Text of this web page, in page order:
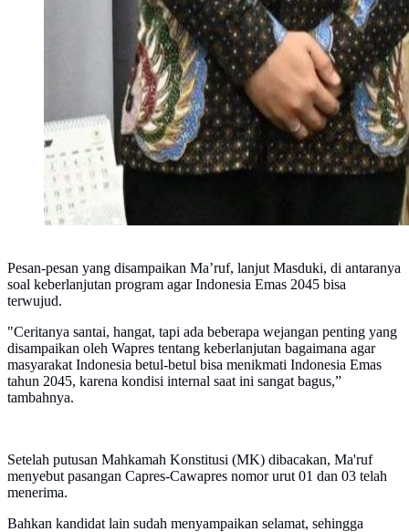
Pesan-pesan yang disampaikan Ma’ruf, lanjut Masduki, di antaranya
soal keberlanjutan program agar Indonesia Emas 2045 bisa
terwujud.
"Ceritanya santai, hangat, tapi ada beberapa wejangan penting yang
disampaikan oleh Wapres tentang keberlanjutan bagaimana agar
masyarakat Indonesia betul-betul bisa menikmati Indonesia Emas
tahun 2045, karena kondisi internal saat ini sangat bagus,”
tambahnya.
Setelah putusan Mahkamah Konstitusi (MK) dibacakan, Ma'ruf
menyebut pasangan Capres-Cawapres nomor urut 01 dan 03 telah
menerima.
Bahkan kandidat lain sudah menyampaikan selamat, sehingga